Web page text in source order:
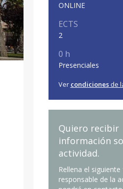
ONLINE
ECTS
2
0 h
Presenciales
Ver condicionesde
Quiero recibir
información
actividad.
Rellena el
responsable de la